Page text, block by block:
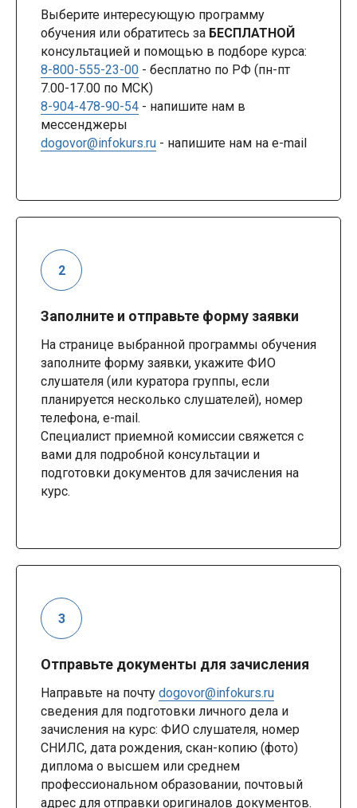
Выберите интересующую программу
обучения или обратитесь за БЕСПЛАТНОЙ
консультацией и помощью в подборе курса:
8-800-555-23-00 - бесплатно по РФ (пн-пт
7.00-17.00 по МСК)
8-904-478-90-54 - напишите нам в
мессенджеры
dogovor@infokurs.ru - напишите нам на e-mail
Заполните и отправьте форму заявки
На странице выбранной программы обучения
заполните форму заявки, укажите ФИО
слушателя (или куратора группы, если
планируется несколько слушателей), номер
телефона, e-mail.
Специалист приемной комиссии свяжется с
вами для подробной консультации и
подготовки документов для зачисления на
курс.
Отправьте документы для зачисления
Направьте на почту dogovor@infokurs.ru
сведения для подготовки личного дела и
зачисления на курс: ФИО слушателя, номер
СНИЛС, дата рождения, скан-копию (фото)
диплома о высшем или среднем
профессиональном образовании, почтовый
адрес для отправки оригиналов документов.